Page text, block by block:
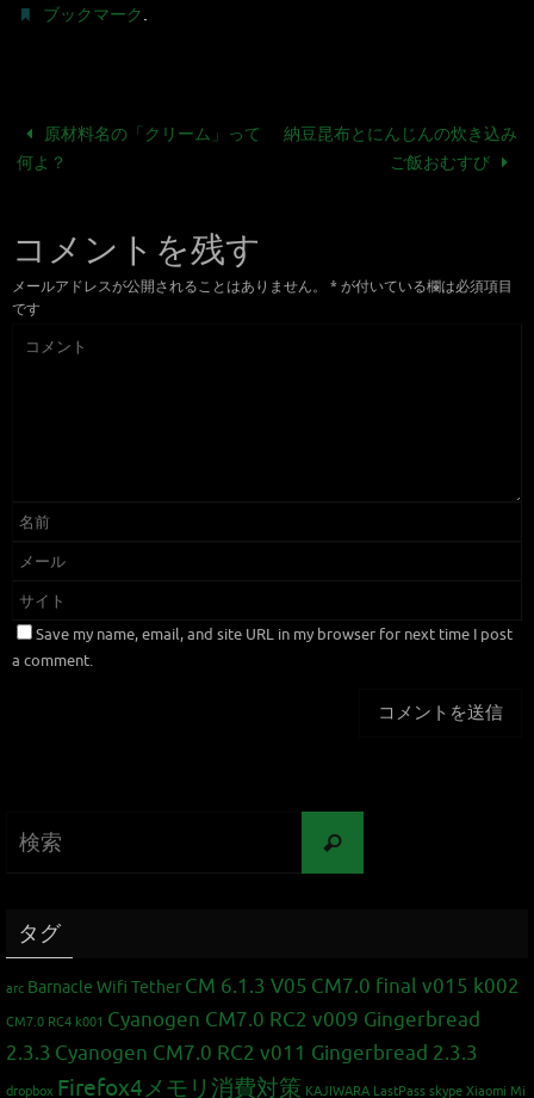
ブックマーク.
原材料名の「クリーム」って
何よ？
納豆昆布とにんじんの炊き込み
ご飯おむすび
コメントを残す
メールアドレスが公開されることはありません。 * が付いている欄は必須項目
です
Save my name, email, and site URL in my browser for next time I post
a comment.
タグ
arc Barnacle Wifi Tether CM 6.1.3 V05 CM7.0 final v015 k002
CM7.0 RC4 k001 Cyanogen CM7.0 RC2 v009 Gingerbread
2.3.3 Cyanogen CM7.0 RC2 v011 Gingerbread 2.3.3
dropbox Firefox4メモリ消費対策 KAJIWARA LastPass skype Xiaomi Mi